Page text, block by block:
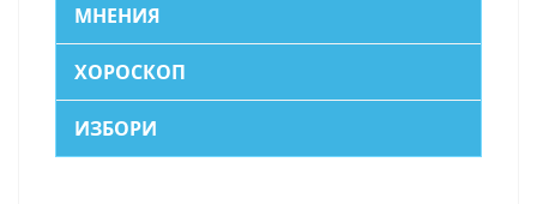
МНЕНИЯ
ХОРОСКОП
ИЗБОРИ